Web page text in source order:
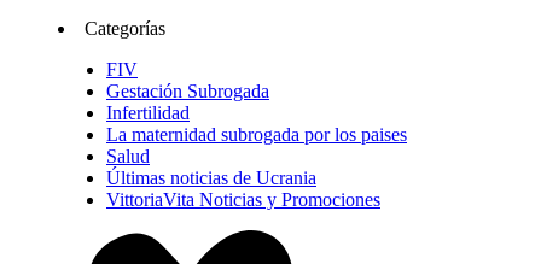
Categorías
FIV
Gestación Subrogada
Infertilidad
La maternidad subrogada por los paises
Salud
Últimas noticias de Ucrania
VittoriaVita Noticias y Promociones